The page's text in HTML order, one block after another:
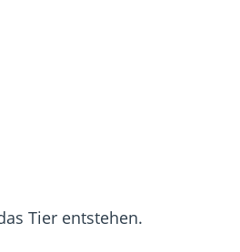
Tier entstehen.